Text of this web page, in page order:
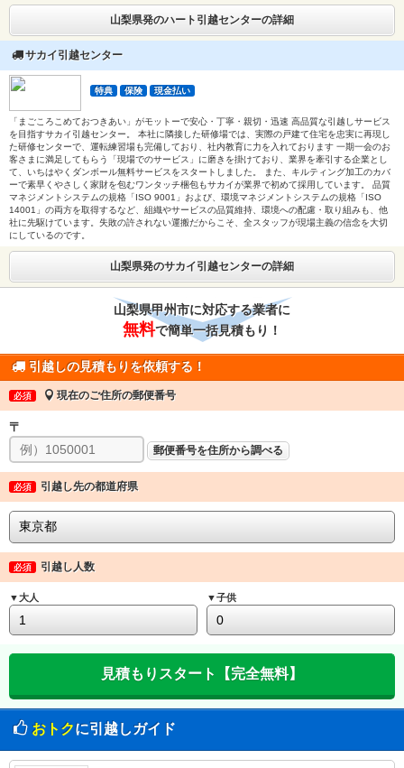
山梨県発のハート引越センターの詳細
サカイ引越センター
特典 保険 現金払い
「まごころこめておつきあい」がモットーで安心・丁寧・親切・迅速 高品質な引越しサービス
を目指すサカイ引越センター。 本社に隣接した研修場では、実際の戸建て住宅を忠実に再現し
た研修センターで、運転練習場も完備しており、社内教育に力を入れております 一期一会のお
客さまに満足してもらう「現場でのサービス」に磨きを掛けており、業界を牽引する企業とし
て、いちはやくダンボール無料サービスをスタートしました。 また、キルティング加工のカバ
ーで素早くやさしく家財を包むワンタッチ梱包もサカイが業界で初めて採用しています。 品質
マネジメントシステムの規格「ISO 9001」および、環境マネジメントシステムの規格「ISO
14001」の両方を取得するなど、組織やサービスの品質維持、環境への配慮・取り組みも、他
社に先駆けています。失敗の許されない運搬だからこそ、全スタッフが現場主義の信念を大切
にしているのです。
山梨県発のサカイ引越センターの詳細
山梨県甲州市に対応する業者に
無料で簡単一括見積もり！
引越しの見積もりを依頼する！
必須 現在のご住所の郵便番号
〒
郵便番号を住所から調べる
必須 引越し先の都道府県
必須 引越し人数
▼大人 ▼子供
おトクに引越しガイド